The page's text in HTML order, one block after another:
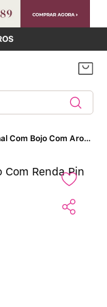
Sutiã Tradicional Com Bojo Com Aro Com Renda Pin Up Plus PRETO
Com Renda Pin